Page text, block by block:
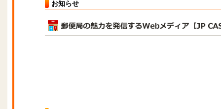
お知らせ